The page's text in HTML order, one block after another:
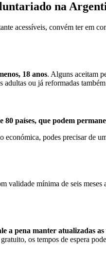
na
acessíveis, convém ter em
18 anos. Alguns aceitam
ou já reformadas
países, que podem
podes precisar de
validade mínima de seis
a pena manter atualizadas
os tempos de espera